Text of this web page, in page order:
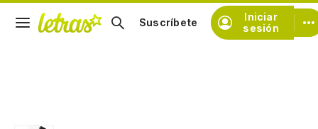
Iniciar
sesión
Suscríbete